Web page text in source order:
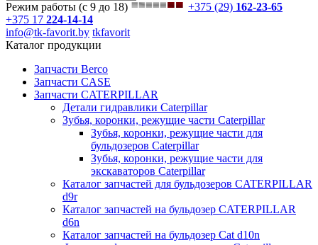
Режим работы (с 9 до 18) +375 (29) 162-23-65
+375 17 224-14-14
info@tk-favorit.by tkfavorit
Каталог продукции
Запчасти Berco
Запчасти CASE
Запчасти CATERPILLAR
Детали гидравлики Caterpillar
Зубья, коронки, режущие части Caterpillar
Зубья, коронки, режущие части для
бульдозеров Caterpillar
Зубья, коронки, режущие части для
экскаваторов Caterpillar
Каталог запчастей для бульдозеров CATERPILLAR
d9r
Каталог запчастей на бульдозер CATERPILLAR
d6n
Каталог запчастей на бульдозер Сat d10n